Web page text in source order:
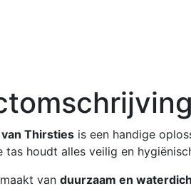
Thirsties is een handige
tas houdt alles veilig en
van duurzaam en